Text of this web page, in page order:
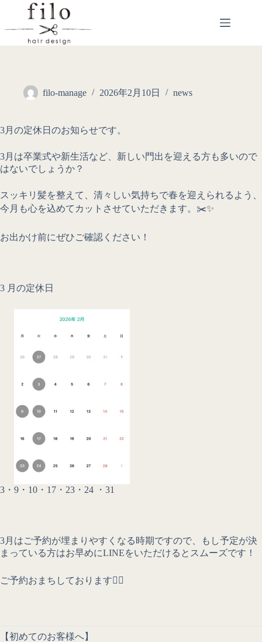
filo-manage 2026年2月10日 news
3月の定休日のお知らせです。
3月は卒業式や新生活など、新しい門出を迎える方も多いので
はないでしょうか？
スッキリ髪を整えて、清々しい気持ちで春を迎えられるよう、
今月も心を込めてカットさせていただきます。✂️✨
お出かけ前にぜひご確認ください！
3 月の定休日
3・9・10・17・23・24 ・31
3月はご予約が埋まりやすくなる時期ですので、もし予定が決
まっている方はお早めにLINEをいただけるとスムーズです！
ご予約おまちしております🙇‍♂️
【初めてのお客様へ】